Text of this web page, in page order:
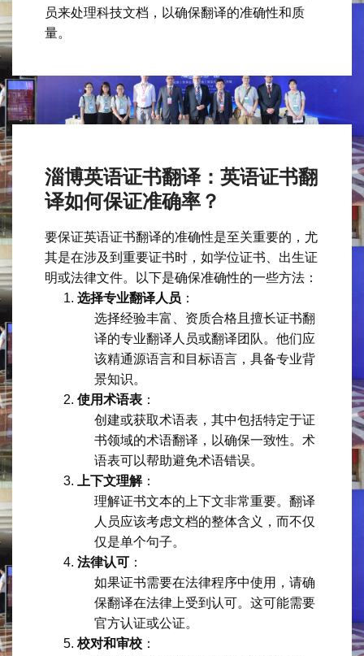
员来处理科技文档，以确保翻译的准确性和质
量。
淄博英语证书翻译：英语证书翻
译如何保证准确率？
要保证英语证书翻译的准确性是至关重要的，尤
其是在涉及到重要证书时，如学位证书、出生证
明或法律文件。以下是确保准确性的一些方法：
选择专业翻译人员 ：
选择经验丰富、资质合格且擅长证书翻
译的专业翻译人员或翻译团队。他们应
该精通源语言和目标语言，具备专业背
景知识。
使用术语表 ：
创建或获取术语表，其中包括特定于证
书领域的术语翻译，以确保一致性。术
语表可以帮助避免术语错误。
上下文理解：
理解证书文本的上下文非常重要。翻译
人员应该考虑文档的整体含义，而不仅
仅是单个句子。
法律认可 ：
如果证书需要在法律程序中使用，请确
保翻译在法律上受到认可。这可能需要
官方认证或公证。
校对和审校 ：